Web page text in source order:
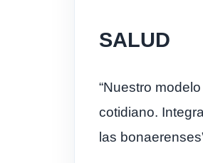
SALUD
“Nuestro
cotidiano.
las